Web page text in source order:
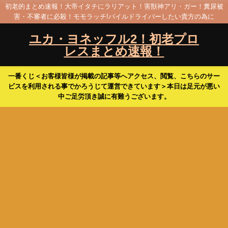
初老的まとめ速報！大帝イタチにラリアット！害獣神アリ・ガー！糞尿被
害・不審者に必殺！モモラッチ!パイルドライバーしたい貴方の為に
ユカ・ヨネッフル2！初老プロ
レスまとめ速報！
一番くじ＜お客様皆様が掲載の記事等へアクセス、閲覧、こちらのサー
ビスを利用される事でかろうじて運営できています＞本日は足元が悪い
中ご足労頂き誠に有難うございます。